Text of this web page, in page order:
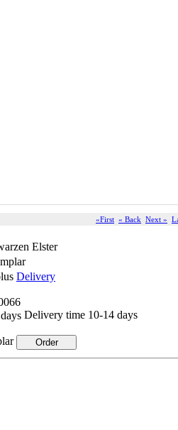
«First « Back Next »
Elster
Delivery
Delivery time 10-14 days